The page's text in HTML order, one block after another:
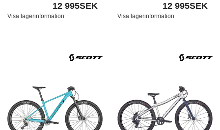
12 995SEK
Visa lagerinformation
12 995SEK
Visa lagerinformation